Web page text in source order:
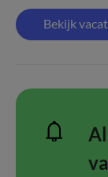
Bekijk